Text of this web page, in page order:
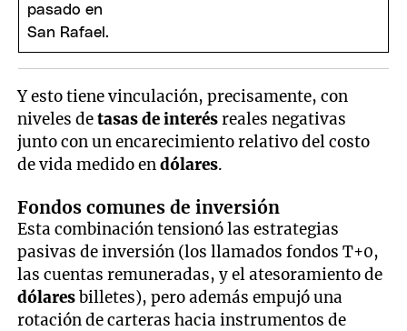
Y esto tiene vinculación, precisamente, con
niveles detasas de interésreales negativas
junto con un encarecimiento relativo del costo
de vida medido endólares.
Fondos comunes de inversión
Esta combinación tensionó las estrategias
pasivas de inversión (los llamados fondos T+0,
las cuentas remuneradas, y el atesoramiento de
dólaresbilletes), pero además empujó una
rotación de carteras hacia instrumentos de